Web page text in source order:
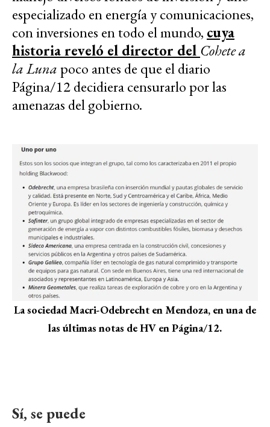
especializado en energía y comunicaciones,
con inversiones en todo el mundo, cuya
historia reveló el director del Cohete a
la Luna poco antes de que el diario
Página/12 decidiera censurarlo por las
amenazas del gobierno.
La sociedad Macri-Odebrecht en Mendoza, en una de
las últimas notas de HV en Página/12.
Sí, se puede